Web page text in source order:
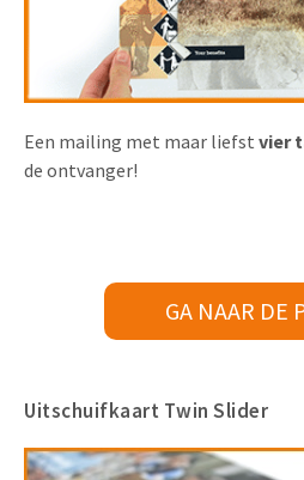
Een mailing met maar liefst vier
de ontvanger!
GA NAAR DE
Uitschuifkaart Twin Slider